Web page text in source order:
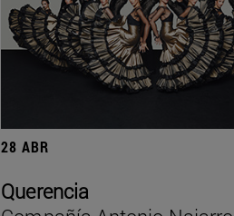
28 ABR
Querencia